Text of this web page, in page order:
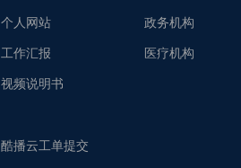
个人网站
工作汇报
视频说明书
酷播云工单提交
政务机构
医疗机构